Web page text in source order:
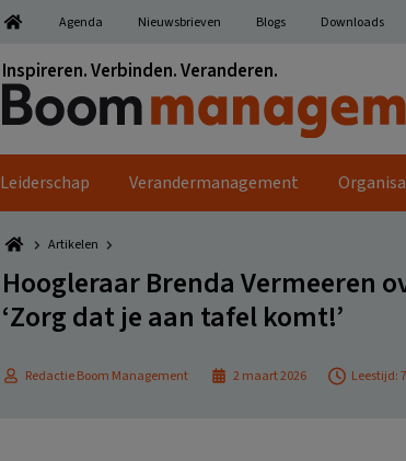
Agenda Nieuwsbrieven Blogs Downloads
Inspireren. Verbinden. Veranderen.
Leiderschap Verandermanagement
Artikelen
Hoogleraar Brenda Vermeeren
‘Zorg dat je aan tafel komt!’
Redactie Boom Management 2 maart 2026 Leestijd: